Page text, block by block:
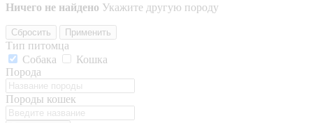
Ничего не найдено Укажите другую породу
Сбросить Применить
Тип питомца
Собака
Кошка
Порода
Породы кошек